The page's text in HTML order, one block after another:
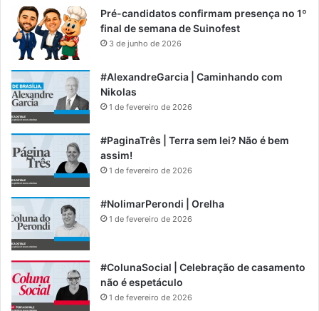
Pré-candidatos confirmam presença no 1º
final de semana de Suinofest
3 de junho de 2026
#AlexandreGarcia | Caminhando com
Nikolas
1 de fevereiro de 2026
#PaginaTrês | Terra sem lei? Não é bem
assim!
1 de fevereiro de 2026
#NolimarPerondi | Orelha
1 de fevereiro de 2026
#ColunaSocial | Celebração de casamento
não é espetáculo
1 de fevereiro de 2026